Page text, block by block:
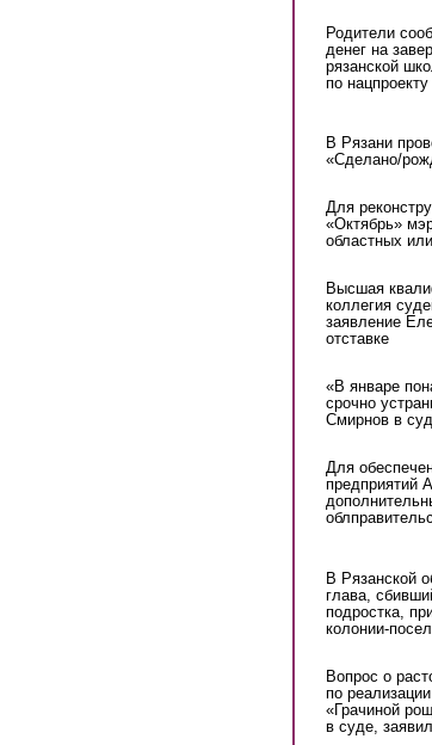
Родители
денег на
рязанской
по нацпроекту
В Рязани
«Сделано/
Для
«Октябрь»
областных
Высшая
коллегия
заявление
отставке
«В январе
срочно
Смирнов в
Для
предприятий
В Рязанской
глава,
подростка,
колонии-
Вопрос о
по
«Грачиной
в суде,